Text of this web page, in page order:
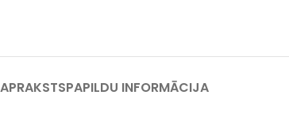
APRAKSTSPAPILDU INFORMĀCIJA